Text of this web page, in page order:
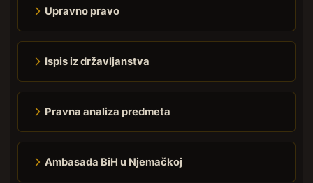
Upravno pravo
Ispis iz državljanstva
Pravna analiza predmeta
Ambasada BiH u Njemačkoj